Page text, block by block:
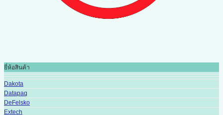
ยี่ห้อสินค้า
Dakota
Datapaq
DeFelsko
Extech